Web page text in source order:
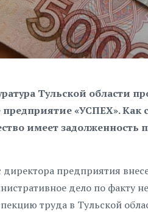
Тульской области
«УСПЕХ». Как
имеет задолженность
предприятия
дело по факту
труда в Тульской